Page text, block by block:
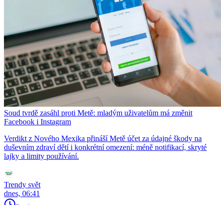
Soud tvrdě zasáhl proti Metě: mladým uživatelům má změnit
Facebook i Instagram
Verdikt z Nového Mexika přináší Metě účet za údajné škody na
duševním zdraví dětí i konkrétní omezení: méně notifikací, skryté
lajky a limity používání.
Trendy svět
dnes, 06:41